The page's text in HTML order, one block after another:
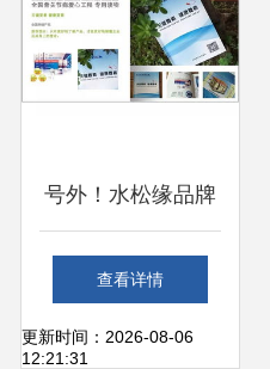
号外！水松缘品牌
全系宣传品正式上
线 文化册、产品手
查看详情
更新时间：2026-08-06
12:21:31